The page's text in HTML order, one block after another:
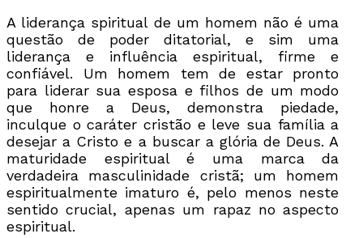
A liderança spiritual de um homem não é uma
questão de poder ditatorial, e sim uma
liderança e influência espiritual, firme e
confiável. Um homem tem de estar pronto
para liderar sua esposa e filhos de um modo
que honre a Deus, demonstra piedade,
inculque o caráter cristão e leve sua família a
desejar a Cristo e a buscar a glória de Deus. A
maturidade espiritual é uma marca da
verdadeira masculinidade cristã; um homem
espiritualmente imaturo é, pelo menos neste
sentido crucial, apenas um rapaz no aspecto
espiritual.